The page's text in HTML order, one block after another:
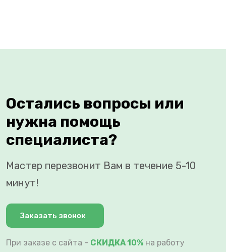
Остались вопросы или
нужна помощь
специалиста?
Мастер перезвонит Вам в течение 5-10
минут!
Заказать звонок
При заказе с сайта - СКИДКА 10% на работу